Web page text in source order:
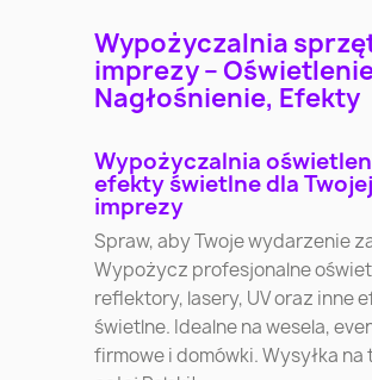
Wypożyczalnia
imprezy –
Nagłośnienie, Efekty
Wypożyczalnia
efekty świetlne dla Twojej
imprezy
Spraw, aby Twoje wydarzenie
Wypożycz profesjonalne
reflektory, lasery, UV oraz inne
świetlne. Idealne na wesela,
firmowe i domówki. Wysyłka na